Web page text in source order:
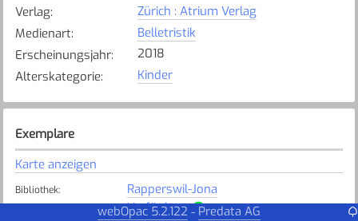
Verlag:
Zürich : Atrium Verlag
Medienart:
Belletristik
Erscheinungsjahr:
2018
Alterskategorie: Kinder
Exemplare
Karte anzeigen
Bibliothek: Rapperswil-Jona
Verfügbar
webOpac 5.2.122 - Predata AG